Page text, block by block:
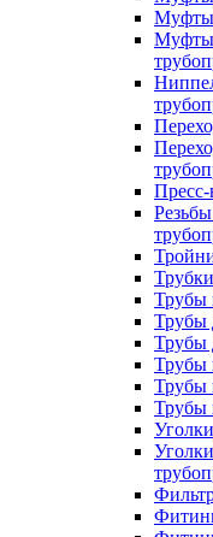
Муфты
Муфты
Пресс-
Трубы
Трубы
Трубы
Трубы
Трубы